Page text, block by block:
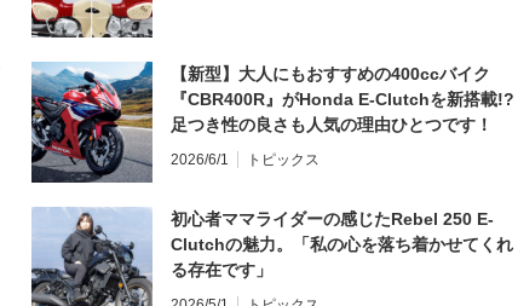
【新型】大人にもおすすめの400ccバイク
『CBR400R』がHonda E-Clutchを新搭載!?
足つき性の良さも人気の理由ひとつです！
2026/6/1 トピックス
初心者ママライダーの感じたRebel 250 E-
Clutchの魅力。「私の心を落ち着かせてくれ
る存在です」